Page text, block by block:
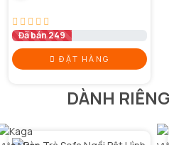
Đã bán 249
ĐẶT HÀNG
DÀNH